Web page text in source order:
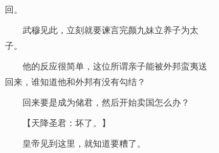
回。
武穆见此，立刻就要谏言完颜九妹立养子为太
子。
他的反应很简单，这位所谓亲子能被外邦蛮夷送
回来，谁知道他和外邦有没有勾结？
回来要是成为储君，然后开始卖国怎么办？
【天降圣君：坏了。】
皇帝见到这里，就知道要糟了。